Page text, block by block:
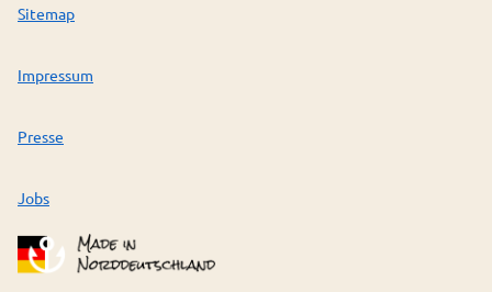
Sitemap
Impressum
Presse
Jobs